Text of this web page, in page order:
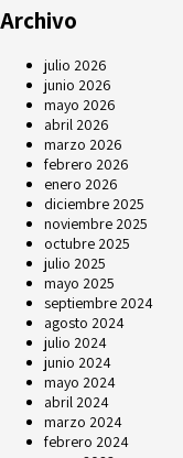
Archivo
julio 2026
junio 2026
mayo 2026
abril 2026
marzo 2026
febrero 2026
enero 2026
diciembre 2025
noviembre 2025
octubre 2025
julio 2025
mayo 2025
septiembre 2024
agosto 2024
julio 2024
junio 2024
mayo 2024
abril 2024
marzo 2024
febrero 2024